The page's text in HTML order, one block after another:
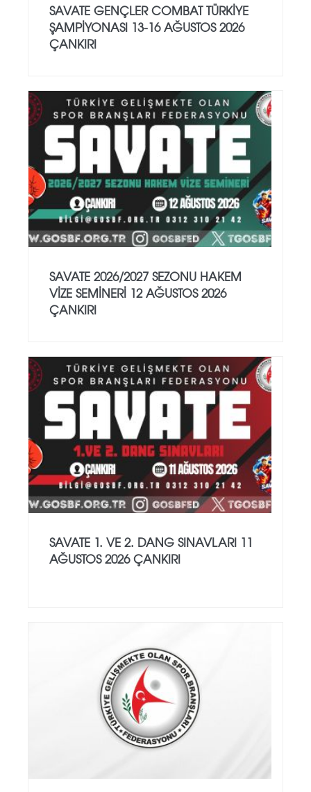
SAVATE GENÇLER COMBAT TÜRKİYE
ŞAMPİYONASI 13-16 AĞUSTOS 2026
ÇANKIRI
SAVATE 2026/2027 SEZONU HAKEM
VİZE SEMİNERİ 12 AĞUSTOS 2026
ÇANKIRI
SAVATE 1. VE 2. DANG SINAVLARI 11
AĞUSTOS 2026 ÇANKIRI